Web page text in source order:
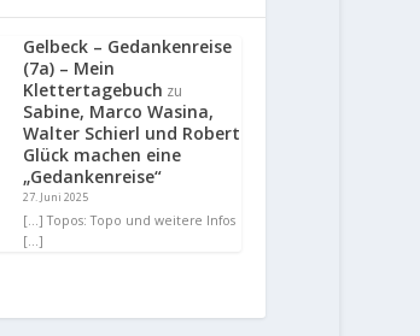
Gelbeck – Gedankenreise
(7a) – Mein
Klettertagebuch zu
Sabine, Marco Wasina,
Walter Schierl und Robert
Glück machen eine
„Gedankenreise“
27. Juni 2025
[…] Topos: Topo und weitere Infos
[…]